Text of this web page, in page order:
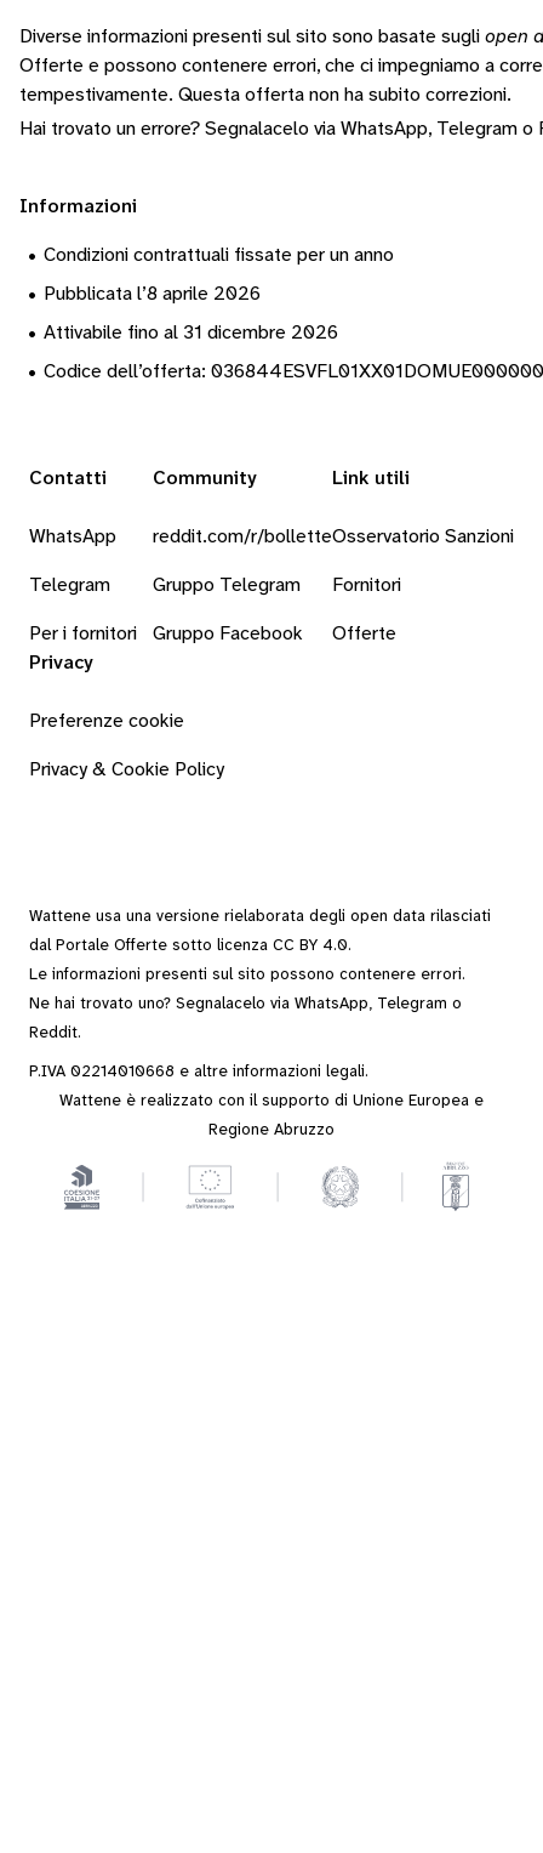
Diverse informazioni presenti sul sito sono basate sugli open
Offerte e possono contenere errori, che ci impegniamo a
tempestivamente. Questa offerta non ha subito correzioni.
Hai trovato un errore? Segnalacelo via WhatsApp, Telegram o
Informazioni
• Condizioni contrattuali fissate per un anno
• Pubblicata l’8 aprile 2026
• Attivabile fino al 31 dicembre 2026
• Codice dell’offerta:
Contatti
WhatsApp
Telegram
Per i fornitori
Community
reddit.com/r/bollette
Gruppo Telegram
Gruppo Facebook
Link utili
Osservatorio Sanzioni
Fornitori
Offerte
Privacy
Preferenze cookie
Privacy & Cookie Policy
Wattene usa una versione rielaborata degli open data rilasciati
dal Portale Offerte sotto licenza CC BY 4.0.
Le informazioni presenti sul sito possono contenere errori.
Ne hai trovato uno? Segnalacelo via WhatsApp, Telegram o
Reddit.
P.IVA 02214010668 e altre informazioni legali.
Wattene è realizzato con il supporto di Unione Europea e
Regione Abruzzo